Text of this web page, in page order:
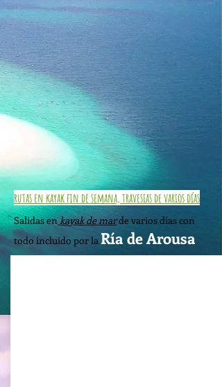
Tambien tendremos tiempo de conocer
alguno de sus mejores
reponer fuerzas y saborear la
local, hacer snorkel y una pequeña caminata
en alguno de los puntos de más interes.
Sin duda un día para recordar.
Ver mas
rutas en kayak fin de semana, travesias de varios días
Salidas enkayak de marde varios días con
todo incluido por la Ría de Arousa